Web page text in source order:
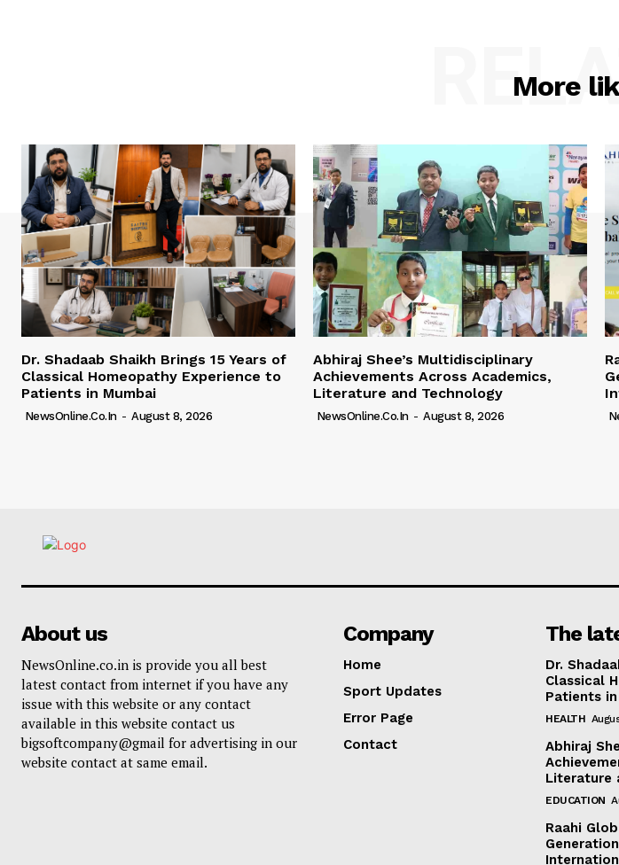
More
Dr. Shadaab Shaikh Brings 15 Years of
Classical Homeopathy Experience to
Patients in Mumbai
NewsOnline.co.in - August 8, 2026
Abhiraj Shee’s Multidisciplinary
Achievements Across Academics,
Literature and Technology
NewsOnline.co.in - August 8, 2026
About us
NewsOnline.co.in is provide you all best
latest contact from internet if you have any
issue with this website or any contact
available in this website contact us
bigsoftcompany@gmail for advertising in our
website contact at same email.
Company
Home
Sport Updates
Error Page
Contact
The
Dr.
Classical
Patients
HEALTH
Abhiraj
Literature
EDUCATION
Raahi